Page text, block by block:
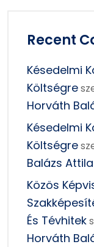
Recent
Késedelmi
Költségre
Horváth
Késedelmi
Költségre
Balázs Attila
Közös
És Tévhitek
Horváth